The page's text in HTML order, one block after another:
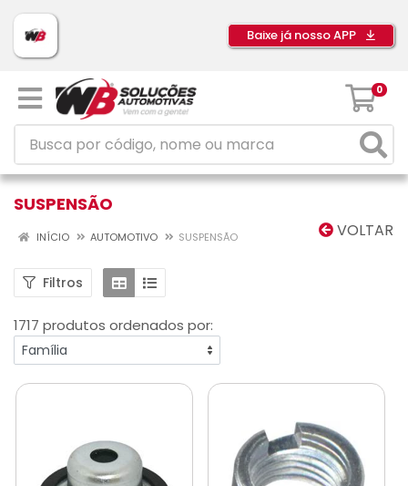
Baixe já nosso APP
0
SUSPENSÃO
VOLTAR
INÍCIO AUTOMOTIVO SUSPENSÃO
Filtros
1717 produtos ordenados por: